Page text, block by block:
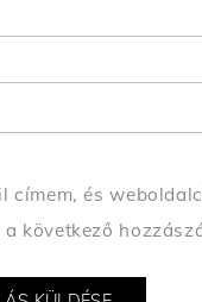
címem, és
következő